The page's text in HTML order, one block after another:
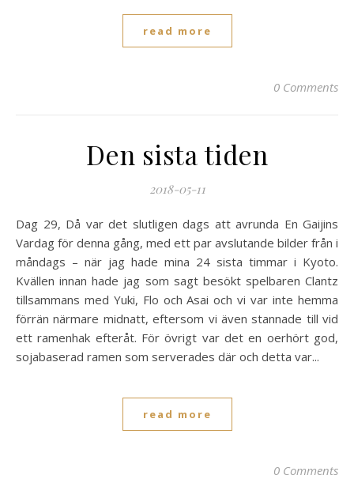
read more
0 Comments
Den sista tiden
2018-05-11
Dag 29, Då var det slutligen dags att avrunda En Gaijins
Vardag för denna gång, med ett par avslutande bilder från i
måndags – när jag hade mina 24 sista timmar i Kyoto.
Kvällen innan hade jag som sagt besökt spelbaren Clantz
tillsammans med Yuki, Flo och Asai och vi var inte hemma
förrän närmare midnatt, eftersom vi även stannade till vid
ett ramenhak efteråt. För övrigt var det en oerhört god,
sojabaserad ramen som serverades där och detta var...
read more
0 Comments